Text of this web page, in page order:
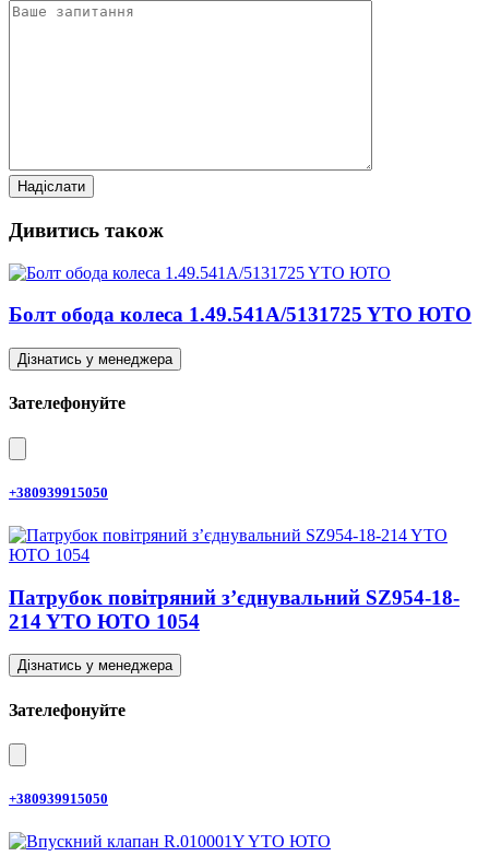
Дивитись також
Болт обода колеса 1.49.541A/5131725 YTO ЮТО
Дізнатись у менеджера
Зателефонуйте
+380939915050
Патрубок повітряний з’єднувальний SZ954-18-
214 YTO ЮТО 1054
Дізнатись у менеджера
Зателефонуйте
+380939915050